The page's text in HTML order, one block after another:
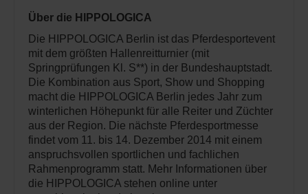
Über die HIPPOLOGICA
Die HIPPOLOGICA Berlin ist das Pferdesportevent
mit dem größten Hallenreitturnier (mit
Springprüfungen Kl. S**) in der Bundeshauptstadt.
Die Kombination aus Sport, Show und Shopping
macht die HIPPOLOGICA Berlin jedes Jahr zum
winterlichen Höhepunkt für alle Reiter und Züchter
aus der Region. Die nächste Pferdesportmesse
findet vom 11. bis 14. Dezember 2014 mit einem
anspruchsvollen sportlichen und fachlichen
Rahmenprogramm statt. Mehr Informationen über
die HIPPOLOGICA stehen online unter